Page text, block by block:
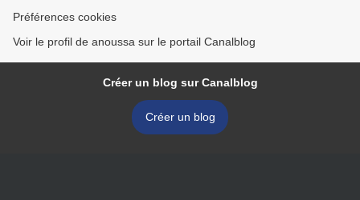
Préférences cookies
Voir le profil de anoussa sur le portail Canalblog
Créer un blog sur Canalblog
Créer un blog